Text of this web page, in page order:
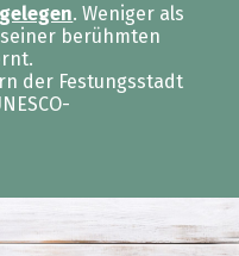
. Weniger als
berühmten
der Festungsstadt